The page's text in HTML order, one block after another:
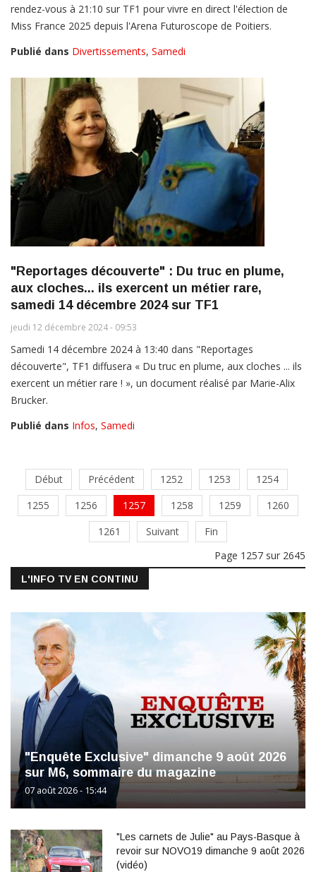
rendez-vous à 21:10 sur TF1 pour vivre en direct l'élection de
Miss France 2025 depuis l'Arena Futuroscope de Poitiers.
Publié dans Divertissements, Samedi
"Reportages découverte" : Du truc en plume,
aux cloches... ils exercent un métier rare,
samedi 14 décembre 2024 sur TF1
jeudi 12 décembre 2024 - 09:53
Samedi 14 décembre 2024 à 13:40 dans "Reportages
découverte", TF1 diffusera « Du truc en plume, aux cloches ... ils
exercent un métier rare ! », un document réalisé par Marie-Alix
Brucker.
Publié dans Infos, Samedi
Début Précédent 1252 1253
1254
1255
1256 1257 1258 1259
1260
1261
Suivant
Fin
Page 1257 sur 2645
L'INFO TV EN CONTINU
"Enquête Exclusive" dimanche 9 août 2026
sur M6, sommaire du magazine
07 août 2026 - 15:44
"Les carnets de Julie" au Pays-Basque à
revoir sur NOVO19 dimanche 9 août 2026
(vidéo)